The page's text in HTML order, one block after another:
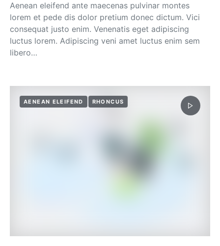
Aenean eleifend ante maecenas pulvinar montes
lorem et pede dis dolor pretium donec dictum. Vici
consequat justo enim. Venenatis eget adipiscing
luctus lorem. Adipiscing veni amet luctus enim sem
libero…
AENEAN ELEIFEND RHONCUS